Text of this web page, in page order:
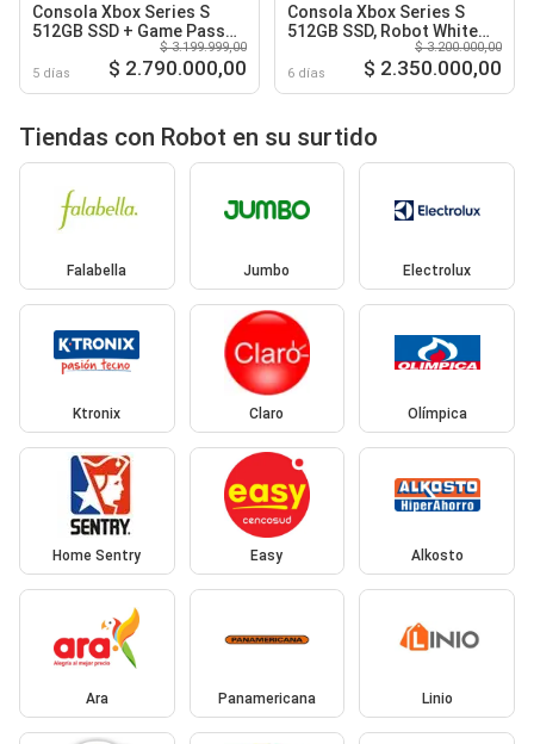
Consola Xbox Series S
512GB SSD + Game Pass
Ultimate, Robot White, 120
FPS - Xbox
5 días
$ 3.199.999,00
$ 2.790.000,00
Consola Xbox Series S
512GB SSD, Robot White
(Blanco), 120 FPS, 1440p,
Digital - Xbox
6 días
$ 3.200.000,00
$ 2.350.000,00
Tiendas con Robot en su surtido
Falabella Jumbo Electrolux
Ktronix Claro Olímpica
Home Sentry Easy Alkosto
Ara Panamericana Linio